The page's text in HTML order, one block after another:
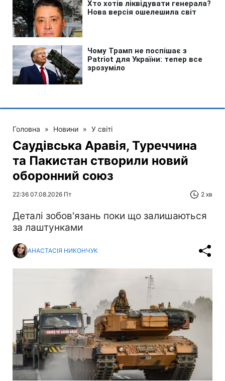
Головна » Новини » У світі
Саудівська Аравія, Туреччина
та Пакистан створили новий
оборонний союз
22:36 07.08.2026 Пт 2 хв
Деталі зобов'язань поки що залишаються
за лаштунками
АНАСТАСІЯ НИКОНЧУК